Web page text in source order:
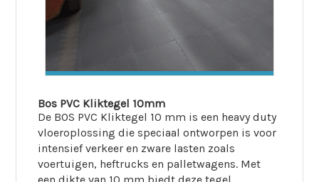
Bos PVC Kliktegel 10mm
De BOS PVC Kliktegel 10 mm is een heavy duty
vloeroplossing die speciaal ontworpen is voor
intensief verkeer en zware lasten zoals
voertuigen, heftrucks en palletwagens. Met